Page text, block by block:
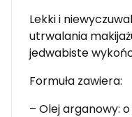
Lekki i
utrwalania
jedwabiste
Formuła zawiera:
– Olej arganowy: